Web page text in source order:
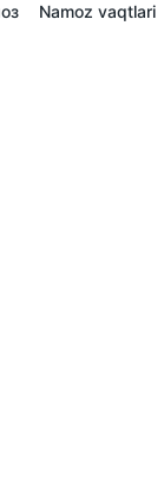
Namoz vaqtlari